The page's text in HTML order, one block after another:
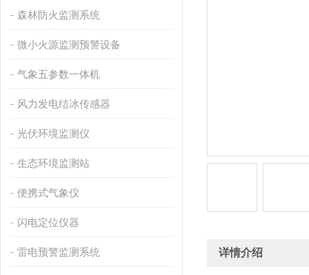
森林防火监测系统
微小火源监测预警设备
气象五参数一体机
风力发电结冰传感器
光伏环境监测仪
生态环境监测站
便携式气象仪
闪电定位仪器
雷电预警监测系统 详情介绍